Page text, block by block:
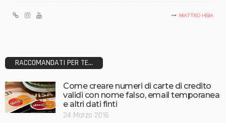
MATTEO HSIA
RACCOMANDATI PER TE...
Come creare numeri di carte di credito
validi con nome falso, email temporanea
e altri dati finti
24 Marzo 2016